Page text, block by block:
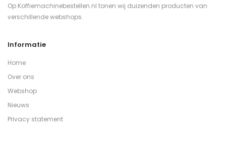
Op Koffiemachinebestellen.nl tonen wij duizenden producten van
verschillende webshops.
Informatie
Home
Over ons
Webshop
Nieuws
Privacy statement